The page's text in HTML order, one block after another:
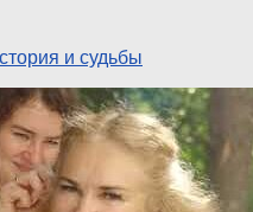
и судьбы